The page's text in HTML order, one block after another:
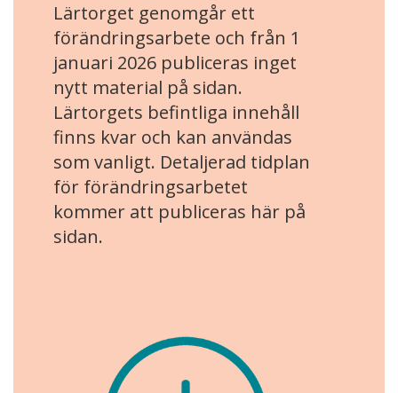
Lärtorget genomgår ett
förändringsarbete och från 1
januari 2026 publiceras inget
nytt material på sidan.
Lärtorgets befintliga innehåll
finns kvar och kan användas
som vanligt. Detaljerad tidplan
för förändringsarbetet
kommer att publiceras här på
sidan.